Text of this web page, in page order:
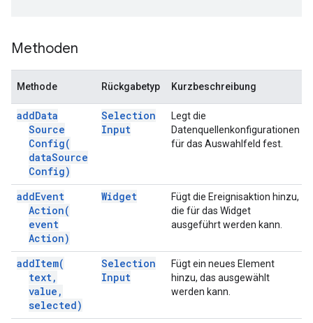
Methoden
Methode Rückgabetyp Kurzbeschreibung
addData
Source
Config(
dataSource
Config)
Selection
Input
Legt die
Datenquellenkonfigurationen
für das Auswahlfeld fest.
addEvent
Action(
event
Action)
Widget
Fügt die Ereignisaktion hinzu,
die für das Widget
ausgeführt werden kann.
addItem(
text,
value ,
selected)
Selection
Input
Fügt ein neues Element
hinzu, das ausgewählt
werden kann.